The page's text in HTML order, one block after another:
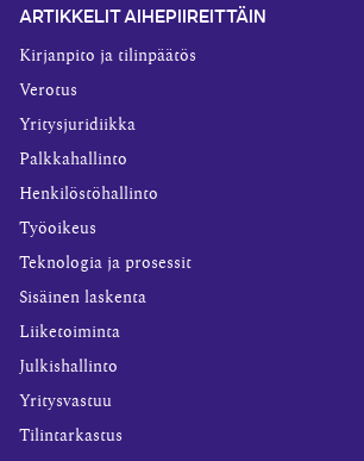
ARTIKKELIT AIHEPIIREITTÄIN
Kirjanpito ja tilinpäätös
Verotus
Yritysjuridiikka
Palkkahallinto
Henkilöstöhallinto
Työoikeus
Teknologia ja prosessit
Sisäinen laskenta
Liiketoiminta
Julkishallinto
Yritysvastuu
Tilintarkastus